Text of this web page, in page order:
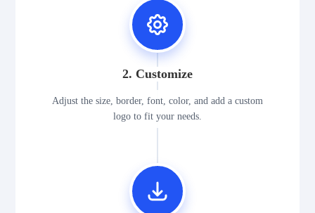
2. Customize
Adjust the size, border, font, color, and add a custom
logo to fit your needs.